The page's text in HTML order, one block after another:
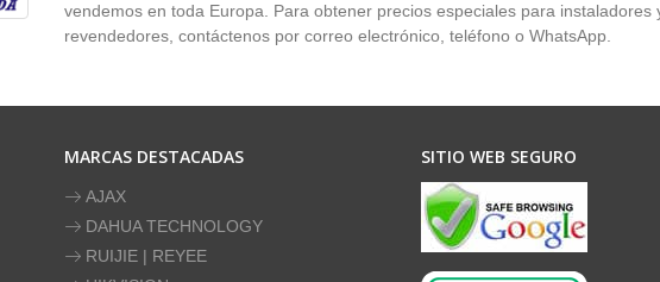
vendemos en toda Europa. Para obtener precios especiales para instaladores
revendedores, contáctenos por correo electrónico, teléfono o WhatsApp.
MARCAS DESTACADAS
AJAX
DAHUA TECHNOLOGY
RUIJIE | REYEE
SITIO WEB SEGURO